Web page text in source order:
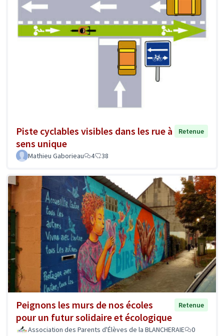
Piste cyclables visibles dans les rue à
sens unique
Retenue
Mathieu Gaborieau 4 38
Peignons les murs de nos écoles
pour un futur solidaire et écologique
Retenue
Association des Parents d'Élèves de la BLANCHERAIE
0